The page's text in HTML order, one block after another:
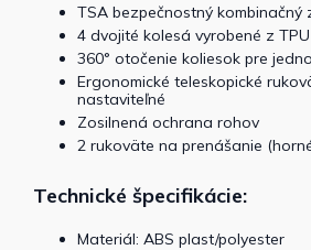
TSA bezpečnostný kombinačný
4 dvojité kolesá vyrobené z
360° otočenie koliesok pre
Ergonomické teleskopické
nastaviteľné
Zosilnená ochrana rohov
2 rukoväte na prenášanie
Technické špecifikácie:
Materiál: ABS plast/polyester